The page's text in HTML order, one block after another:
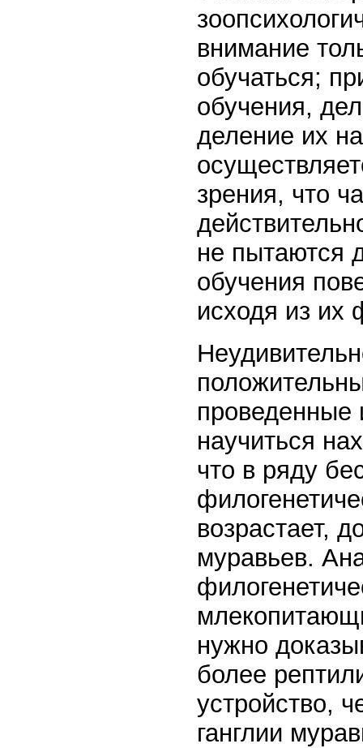
внимание
обучаться;
обучения,
деление их
зрения, что
не пытаются
обучения
исходя из их
проведенные
научиться
что в ряду
возрастает,
муравьев.
нужно
более
устройство,
ганглии